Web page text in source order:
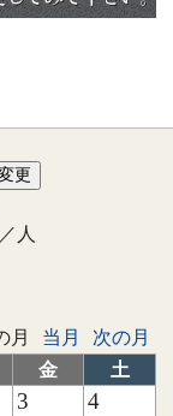
人
月 当月
次の月
金 土
3 4